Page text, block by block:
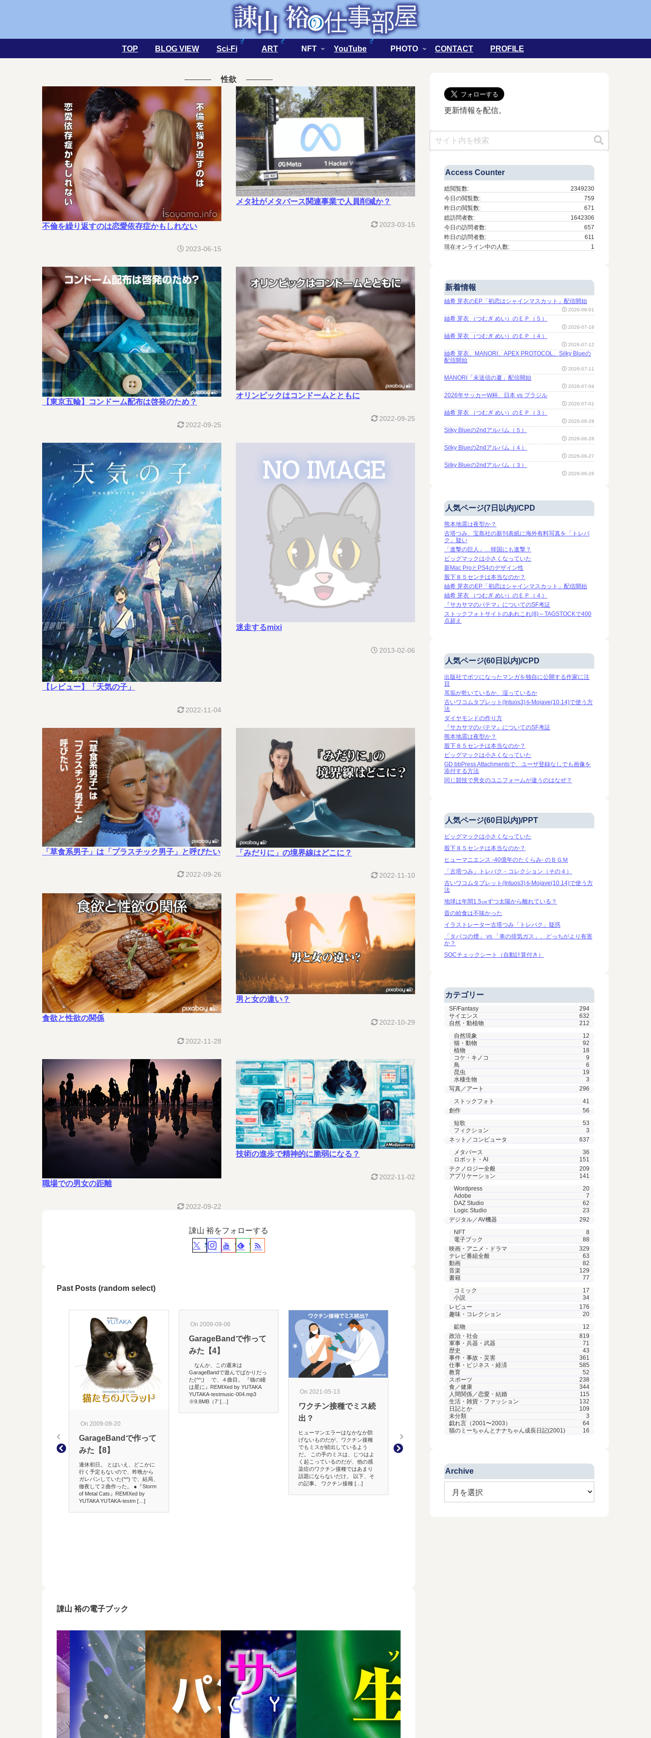
TOP BLOG VIEW Sci-Fi ART NFT YouTube PHOTO CONTACT PROFILE
性欲
不倫を繰り返すのは恋愛依存症かもしれない
2023-06-15
メタ社がメタバース関連事業で人員削減か？
2023-03-15
【東京五輪】コンドーム配布は啓発のため？
2022-09-25
オリンピックはコンドームとともに
2022-09-25
【レビュー】「天気の子」
2022-11-04
迷走するmixi
2013-02-06
「草食系男子」は「プラスチック男子」と呼びたい
2022-09-26
「みだりに」の境界線はどこに？
2022-11-10
食欲と性欲の関係
2022-11-28
男と女の違い？
2022-10-29
職場での男女の距離
2022-09-22
技術の進歩で精神的に脆弱になる？
2022-11-02
諌山 裕をフォローする
Past Posts (random select)
On 2009-09-20
GarageBandで作って
みた【8】
連休初日。 とはいえ、どこかに
行く予定もないので、昨晩から
ガレバンしていた(^^) で、結局、
徹夜して２曲作った。 ●『Storm
of Metal Cats』REMIXed by
YUTAKA YUTAKA-testm […]
On 2009-09-06
GarageBandで作って
みた【4】
なんか、この週末は
GarageBandで遊んでばかりだっ
た(^^;) で、４曲目。 『猫の瞳
は星に』REMIXed by YUTAKA
YUTAKA-testmusic-004.mp3
※9.8MB（7’ […]
On 2021-05-13
ワクチン接種でミス続
出？
ヒューマンエラーはなかなか防
げないものだが、ワクチン接種
でもミスが続出しているよう
だ。 この手のミスは、じつはよ
く起こっているのだが、他の感
染症のワクチン接種ではあまり
話題にならないだけ。 以下、そ
の記事。 ワクチン接種 […]
【サッカー】Ｗ杯初戦
の日本が勝利で番狂わ
勝ったね！（笑） コロンビアに
勝てるとは思ってなかったか
ら、いい意味で予想を裏切って
くれた。 勝つとしたら僅差だろ
うと思ってたから、そこは想定
内だったが。 冒頭、PKを誘発し
た大迫と香川の攻め上がり。 こ
れって、縦に速い […]
オリジナル猫Tシャツ
を販売
諌山 裕の電子ブック
更新情報を配信。
Access Counter
2349230
総閲覧数:
759
今日の閲覧数:
671
昨日の閲覧数:
1642306
総訪問者数:
657
今日の訪問者数:
611
昨日の訪問者数:
1
現在オンライン中の人数:
新着情報
紬希 芽衣のEP「初恋はシャインマスカット」配信開始
2026-08-01
紬希 芽衣 （つむぎ めい）のＥＰ（５）
2026-07-18
紬希 芽衣 （つむぎ めい）のＥＰ（４）
2026-07-12
紬希 芽衣、MANORI、APEX PROTOCOL、Silky Blueの
配信開始
2026-07-11
MANORI「未送信の夏」配信開始
2026-07-04
2026年サッカーW杯、日本 vs ブラジル
2026-07-01
紬希 芽衣 （つむぎ めい）のＥＰ（３）
2026-06-28
Silky Blueの2ndアルバム（５）
2026-06-28
Silky Blueの2ndアルバム（４）
2026-06-27
Silky Blueの2ndアルバム（３）
2026-06-26
人気ページ(7日以内)/CPD
熊本地震は夜型か？
古塔つみ、宝島社の新刊表紙に海外有料写真を「トレパ
ク」疑い
「進撃の巨人」…韓国にも進撃？
ビッグマックは小さくなっていた
新Mac ProとPS4のデザイン性
股下８５センチは本当なのか？
紬希 芽衣のEP「初恋はシャインマスカット」配信開始
紬希 芽衣 （つむぎ めい）のＥＰ（４）
『サカサマのパテマ』についてのSF考証
ストックフォトサイトのあれこれ(8)～TAGSTOCKで400
点超え
人気ページ(60日以内)/CPD
出版社でボツになったマンガを独自に公開する作家に注
目
耳垢が乾いているか、湿っているか
古いワコムタブレット(Intuos3)をMojave(10.14)で使う方
法
ダイヤモンドの作り方
『サカサマのパテマ』についてのSF考証
熊本地震は夜型か？
股下８５センチは本当なのか？
ビッグマックは小さくなっていた
GD bbPress Attachmentsで、ユーザ登録なしでも画像を
添付する方法
同じ競技で男女のユニフォームが違うのはなぜ？
人気ページ(60日以内)/PPT
ビッグマックは小さくなっていた
股下８５センチは本当なのか？
ヒューマニエンス -40億年のたくらみ- のＢＧＭ
「古塔つみ」トレパク・コレクション（その４）
古いワコムタブレット(Intuos3)をMojave(10.14)で使う方
法
地球は年間1.5㎝ずつ太陽から離れている？
昔の給食は不味かった
イラストレーター古塔つみ「トレパク」疑惑
「タバコの煙」 vs 「車の排気ガス」、どっちがより有害
か？
SOCチェックシート（自動計算付き）
カテゴリー
SF/Fantasy
294
サイエンス
632
自然・動植物
212
自然現象
12
猫・動物
92
植物
18
コケ・キノコ
9
鳥
6
昆虫
19
水棲生物
3
写真／アート
296
ストックフォト
41
創作
56
短歌
53
フィクション
3
ネット／コンピュータ
637
メタバース
36
ロボット・AI
151
テクノロジー全般
209
アプリケーション
141
Wordpress
20
Adobe
7
DAZ Studio
62
Logic Studio
23
デジタル／AV機器
292
NFT
8
電子ブック
88
映画・アニメ・ドラマ
329
テレビ番組全般
63
動画
82
音楽
129
書籍
77
コミック
17
小説
34
レビュー
176
趣味・コレクション
20
鉱物
12
政治・社会
819
軍事・兵器・武器
71
歴史
43
事件・事故・災害
361
仕事・ビジネス・経済
585
教育
52
スポーツ
238
食／健康
344
人間関係／恋愛・結婚
115
生活・雑貨・ファッション
132
日記とか
109
未分類
3
戯れ言（2001〜2003）
64
猫のミーちゃんとナナちゃん成長日記(2001)
16
Archive